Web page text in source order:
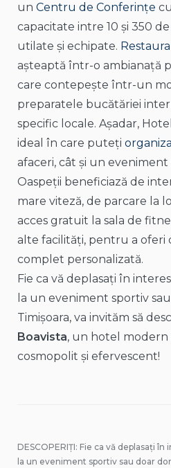
un Centru de Conferințe
capacitate intre 10 și 350
utilate și echipate.
așteaptă într-o ambianață
care contepește într-un
preparatele bucătăriei
specific locale. Așadar,
ideal în care puteți organiza
afaceri, cât și un eveniment
Oaspeții beneficiază de
mare viteză, de parcare la
acces gratuit la sala de
alte facilități, pentru a oferi
complet personalizată.
Fie ca vă deplasați în
la un eveniment sportiv
Timișoara, va invităm să
Boavista, un hotel
cosmopolit și efervescent!
DESCOPERIȚI: Fie ca vă deplasați
la un eveniment sportiv sau doar